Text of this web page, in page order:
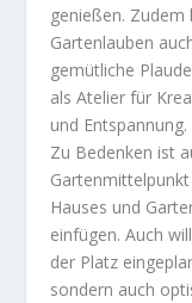
genießen. Zudem
Gartenlauben
gemütliche
als Atelier für
und Entspannung.
Zu Bedenken ist
Hauses und
einfügen. Auch
der Platz
sondern auch